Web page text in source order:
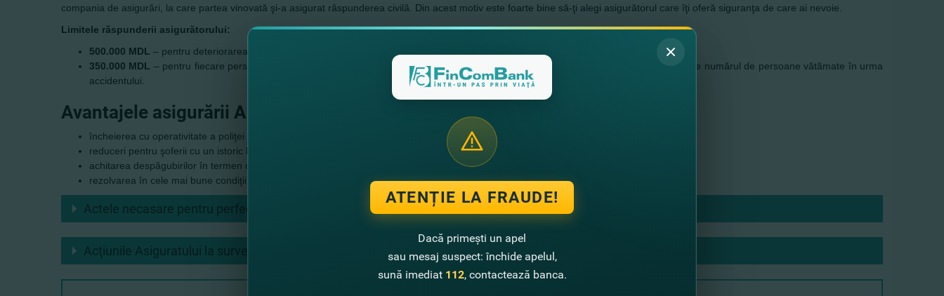
compania de asigurări, la care partea vinovată şi-a asigurat răspunderea civilă. Din acest motiv este foarte bine să-ţi alegi asigurătorul care îţi oferă siguranţa de care ai nevoie.
Limitele răspunderii asigurătorului:
500.000 MDL – pentru deteriorarea sau distrugerea bunurilor, indiferent de numărul de persoane vătămate în urma accidentului
350.000 MDL – pentru fiecare persoană vătămată în cazul leziunii corporale sau decesului, dar nu mai mult de 700.000 lei, indiferent de numărul de persoane vătămate în urma
accidentului.
Avantajele asigurării AORC
încheierea cu operativitate a poliţei de asigurare;
reduceri pentru şoferii cu un istoric bun la volan;
achitarea despăgubirilor în termen de 15 zile;
rezolvarea în cele mai bune condiţii a oricărei solicitări de despăgubire.
Actele necasare pentru perfectarea politei de asigurare
Acţiunile Asiguratului la survenirea cazului asigurat
ATENȚIE LA FRAUDE!
Dacă primești un apel
sau mesaj suspect: închide apelul,
sună imediat 112, contactează banca.